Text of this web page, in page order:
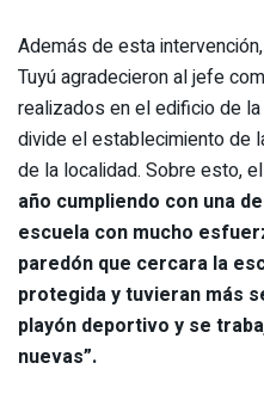
Además de esta
Tuyú agradecieron al jefe
realizados en el edificio de
divide el establecimiento de
de la localidad. Sobre esto,
año cumpliendo con una
escuela con mucho
paredón que cercara la
protegida y tuvieran más
playón deportivo y se
nuevas”.